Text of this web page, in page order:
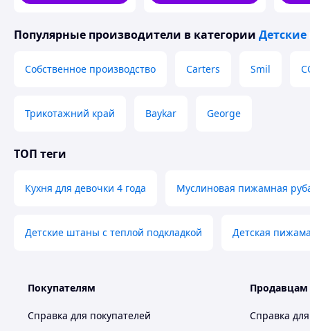
Популярные производители в категории
Собственное производство Carters Smil
Трикотажний край Baykar George
ТОП теги
Кухня для девочки 4 года Муслиновая пижамная
Детские штаны с теплой подкладкой Детская
Покупателям
Справка для покупателей
Продавцам
Справка